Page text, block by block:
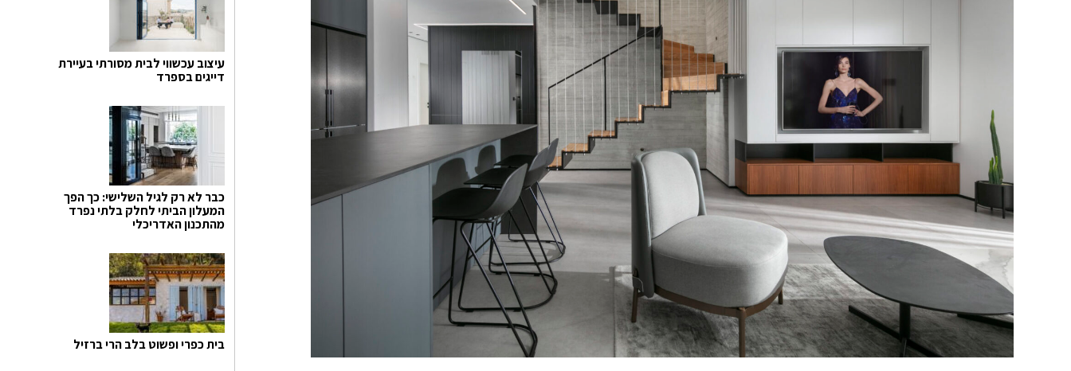
עיצוב עכשווי לבית מסורתי בעיירת
דייגים בספרד
כבר לא רק לגיל השלישי: כך הפך
המעלון הביתי לחלק בלתי נפרד
מהתכנון האדריכלי
בית כפרי ופשוט בלב הרי ברזיל